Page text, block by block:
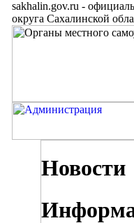
sakhalin.gov.ru -
округа Сахалинской
Новости